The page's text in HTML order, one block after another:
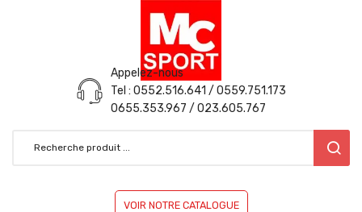
Appelez-nous
Tel : 0552.516.641 / 0559.751.173
0655.353.967 / 023.605.767
VOIR NOTRE CATALOGUE